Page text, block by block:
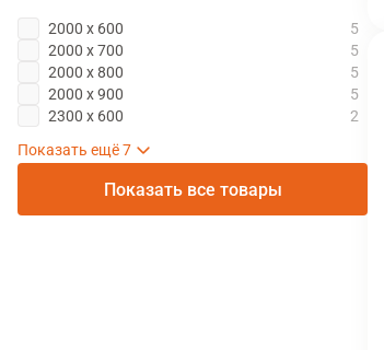
2000 х 600
2000 х 700
2000 х 800
2000 х 900
2300 x 600
2300 x 700
2300 x 800
2100 x 600
2100 x 700
2100 x 800
2100 x 900
2300 x 900
Показать все товары